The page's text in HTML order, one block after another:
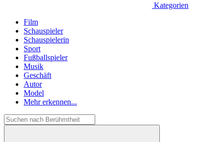
Kategorien
Film
Schauspieler
Schauspielerin
Sport
Fußballspieler
Musik
Geschäft
Autor
Model
Mehr erkennen...